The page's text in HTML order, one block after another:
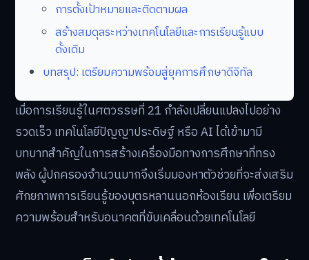
การตั้งเป้าหมายและติดตามผล
สร้างสมดุลระหว่างเทคโนโลยีและการเรียนรู้แบบ
ดั้งเดิม
บทสรุป: เตรียมความพร้อมสู่ยุคการศึกษาดิจิทัล
เมื่อการเรียนรู้ในศตวรรษที่ 21 กำลังเปลี่ยนแปลงไปอย่าง
รวดเร็ว เทคโนโลยีปัญญาประดิษฐ์ หรือ AI ได้เข้ามามี
บทบาทสำคัญในการสร้างเครื่องมือทางการศึกษาที่ทรง
พลัง ผู้ปกครองจำนวนมากจึงเริ่มมองหาตัวช่วยที่จะส่งเสริม
ศักยภาพการเรียนรู้ของบุตรหลานนอกห้องเรียน เพื่อเตรียม
ความพร้อมสำหรับอนาคตที่ขับเคลื่อนด้วยเทคโนโลยี